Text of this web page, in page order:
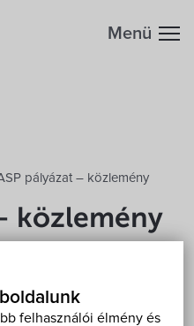
felhasználói élmény és
Menü
pályázat – közlemény
közlemény
a Miniszterelnökség,
15-én kiadott